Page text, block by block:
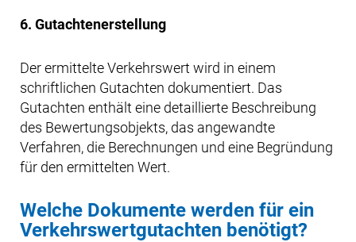
6. Gutachtenerstellung
Der ermittelte Verkehrswert wird in einem
schriftlichen Gutachten dokumentiert. Das
Gutachten enthält eine detaillierte Beschreibung
des Bewertungsobjekts, das angewandte
Verfahren, die Berechnungen und eine Begründung
für den ermittelten Wert.
Welche Dokumente werden für ein
Verkehrswertgutachten benötigt?